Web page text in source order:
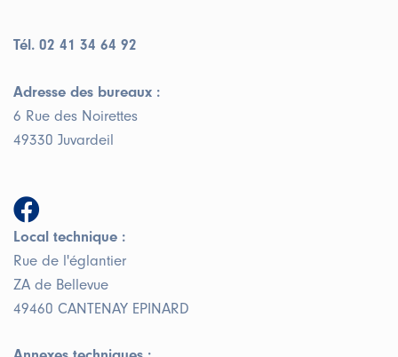
Tél. 02 41 34 64 92
Adresse des bureaux :
6 Rue des Noirettes
49330 Juvardeil
Local technique :
Rue de l'églantier
ZA de Bellevue
49460 CANTENAY EPINARD